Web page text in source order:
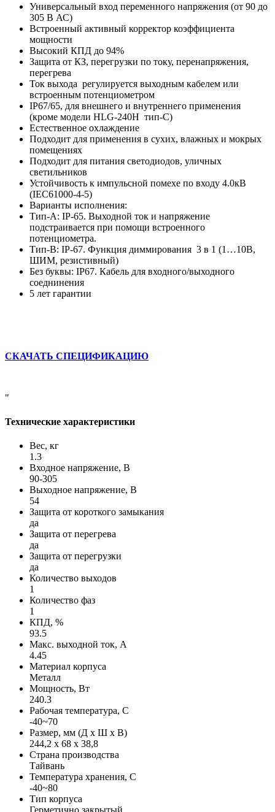
Универсальный вход переменного напряжения (от 90 до
305 В АС)
Встроенный активный корректор коэффициента
мощности
Высокий КПД до 94%
Защита от КЗ, перегрузки по току, перенапряжения,
перегрева
Ток выхода регулируется выходным кабелем или
встроенным потенциометром
IP67/65, для внешнего и внутреннего применения
(кроме модели HLG-240H тип-С)
Естественное охлаждение
Подходит для применения в сухих, влажных и мокрых
помещениях
Подходит для питания светодиодов, уличных
светильников
Устойчивость к импульсной помехе по входу 4.0кВ
(IEC61000-4-5)
Варианты исполнения:
Тип-А: IP-65. Выходной ток и напряжение
подстраивается при помощи встроенного
потенциометра.
Тип-B: IP-67. Функция диммирования 3 в 1 (1…10В,
ШИМ, резистивный)
Без буквы: IP67. Кабель для входного/выходного
соеднинения
5 лет гарантии
СКАЧАТЬ СПЕЦИФИКАЦИЮ
"
Технические характеристики
Вес, кг
1.3
Входное напряжение, В
90-305
Выходное напряжение, В
54
Защита от короткого замыкания
да
Защита от перегрева
да
Защита от перегрузки
да
Количество выходов
1
Количество фаз
1
КПД, %
93.5
Макс. выходной ток, А
4.45
Материал корпуса
Металл
Мощность, Вт
240.3
Рабочая температура, С
-40~70
Размер, мм (Д х Ш х В)
244,2 х 68 х 38,8
Страна производства
Тайвань
Температура хранения, С
-40~80
Тип корпуса